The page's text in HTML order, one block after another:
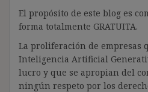
El propósito de este blog es
forma totalmente GRATUITA.
La proliferación de empresas
Inteligencia Artificial
lucro y que se apropian del
ningún respeto por los